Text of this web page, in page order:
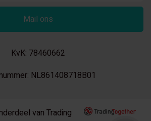
Mail ons
KvK: 78460662
NL861408718B01
van Trading